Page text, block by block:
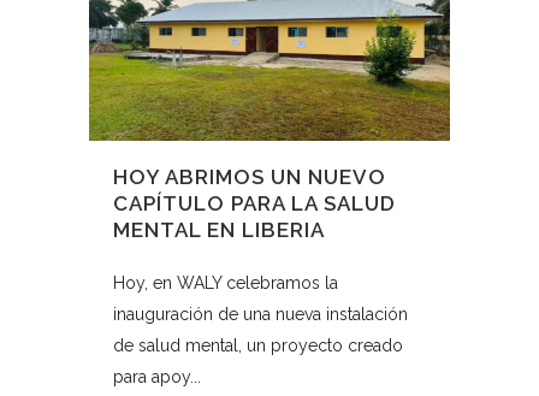
HOY ABRIMOS UN NUEVO
CAPÍTULO PARA LA SALUD
MENTAL EN LIBERIA
Hoy, en WALY celebramos la
inauguración de una nueva instalación
de salud mental, un proyecto creado
para apoy...